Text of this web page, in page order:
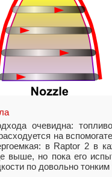
очевидна:
на
в Raptor 2 в
выше, но пока его
по довольно